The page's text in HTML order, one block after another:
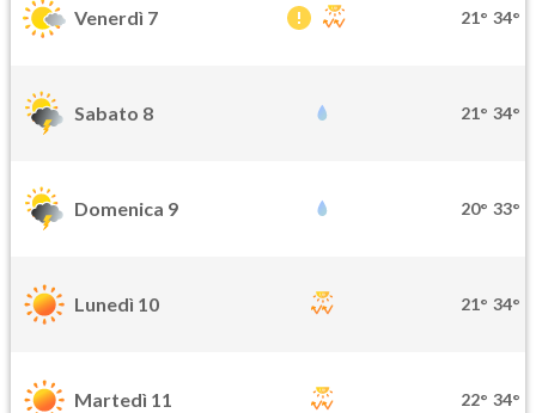
Venerdì 7 21° 34°
Sabato 8 21° 34°
Domenica 9 20° 33°
Lunedì 10 21° 34°
Martedì 11 22° 34°